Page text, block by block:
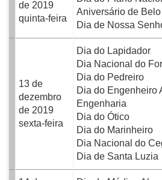
de 2019
quinta-feira
Aniversário de
Dia de Nossa
13 de
dezembro
de 2019
sexta-feira
Dia do Lapidador
Dia Nacional do
Dia do Pedreiro
Dia do Engenheiro
Engenharia
Dia do Ótico
Dia do Marinheiro
Dia Nacional do
Dia de Santa Luzia